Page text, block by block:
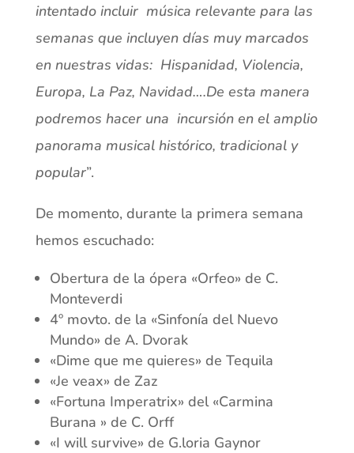
intentado incluir música relevante para las
semanas que incluyen días muy marcados
en nuestras vidas: Hispanidad, Violencia,
Europa, La Paz, Navidad….De esta manera
podremos hacer una incursión en el amplio
panorama musical histórico, tradicional y
popular”.
De momento, durante la primera semana
hemos escuchado:
Obertura de la ópera «Orfeo» de C.
Monteverdi
4º movto. de la «Sinfonía del Nuevo
Mundo» de A. Dvorak
«Dime que me quieres» de Tequila
«Je veax» de Zaz
«Fortuna Imperatrix» del «Carmina
Burana » de C. Orff
«I will survive» de G.loria Gaynor